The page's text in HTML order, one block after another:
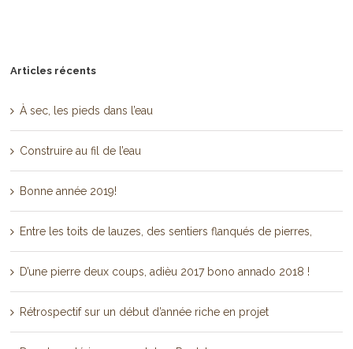
Articles récents
À sec, les pieds dans l’eau
Construire au fil de l’eau
Bonne année 2019!
Entre les toits de lauzes, des sentiers flanqués de pierres,
D’une pierre deux coups, adièu 2017 bono annado 2018 !
Rétrospectif sur un début d’année riche en projet